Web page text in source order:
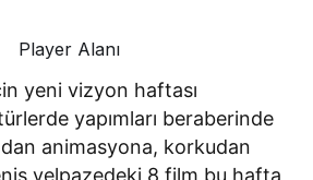
Player Alanı
yeni vizyon haftası
yapımları beraberinde
animasyona, korkudan
yelpazedeki 8 film bu hafta